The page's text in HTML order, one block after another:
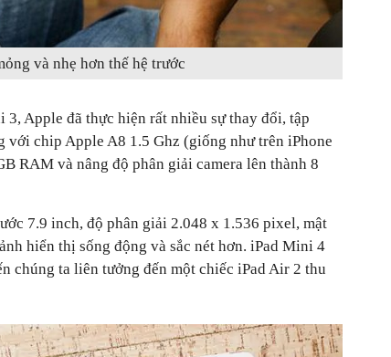
và nhẹ hơn thế hệ trước
Apple đã thực hiện rất nhiều sự thay đổi, tập
với chip Apple A8 1.5 Ghz (giống như trên iPhone
RAM và nâng độ phân giải camera lên thành 8
7.9 inch, độ phân giải 2.048 x 1.536 pixel, mật
hiển thị sống động và sắc nét hơn. iPad Mini 4
chúng ta liên tưởng đến một chiếc iPad Air 2 thu